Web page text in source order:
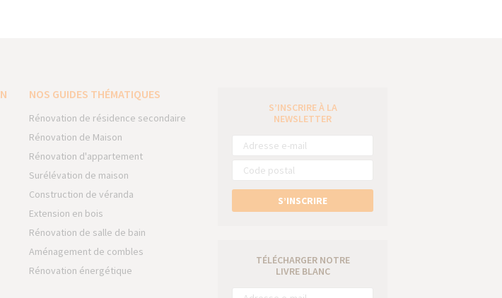
NOS GUIDES THÉMATIQUES
Rénovation de résidence secondaire
Rénovation de Maison
Rénovation d'appartement
Surélévation de maison
Construction de véranda
Extension en bois
Rénovation de salle de bain
Aménagement de combles
Rénovation énergétique
S’INSCRIRE À LA
NEWSLETTER
S’INSCRIRE
TÉLÉCHARGER NOTRE
LIVRE BLANC